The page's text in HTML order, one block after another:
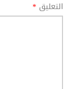
التعليق *